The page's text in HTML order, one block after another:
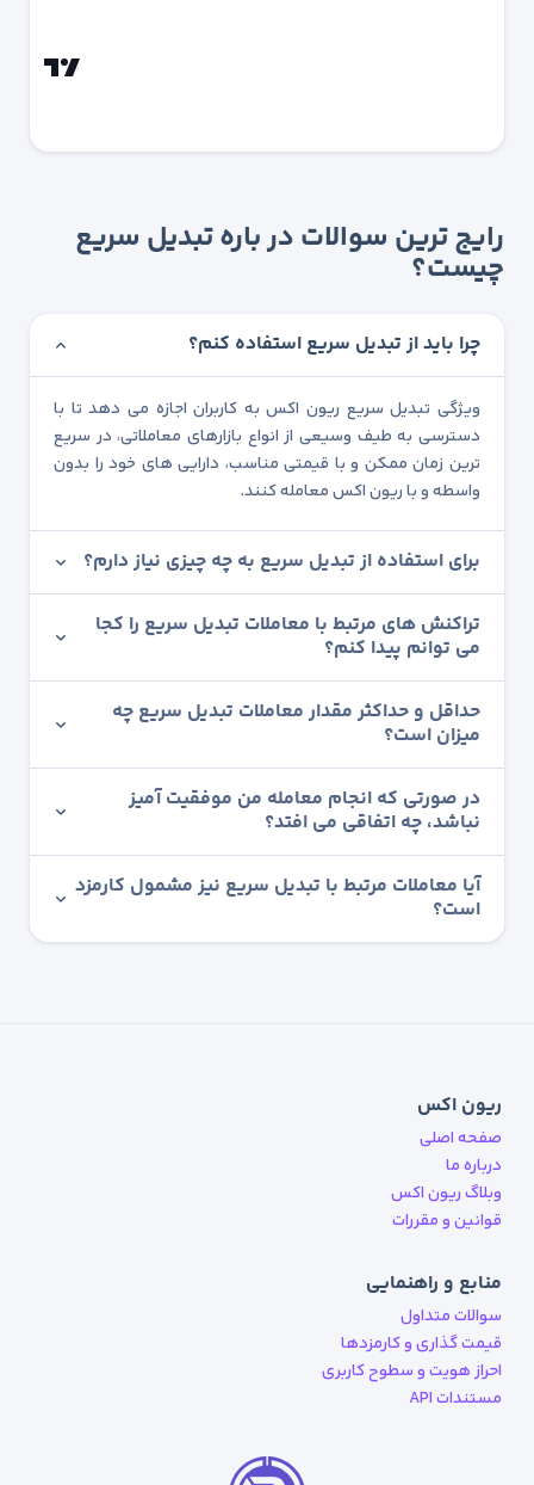
رایج ترین سوالات در باره تبدیل سریع
چیست؟
چرا باید از تبدیل سریع استفاده کنم؟
ویژگی تبدیل سریع ریون اکس به کاربران اجازه می دهد تا با
دسترسی به طیف وسیعی از انواع بازارهای معاملاتی، در سریع
ترین زمان ممکن و با قیمتی مناسب، دارایی های خود را بدون
واسطه و با ریون اکس معامله کنند.
برای استفاده از تبدیل سریع به چه چیزی نیاز دارم؟
تراکنش های مرتبط با معاملات تبدیل سریع را کجا
می توانم پیدا کنم؟
حداقل و حداکثر مقدار معاملات تبدیل سریع چه
میزان است؟
در صورتی که انجام معامله من موفقیت آمیز
نباشد، چه اتفاقی می افتد؟
آیا معاملات مرتبط با تبدیل سریع نیز مشمول کارمزد
است؟
ریون اکس
صفحه اصلی
درباره ما
وبلاگ ریون اکس
قوانین و مقررات
منابع و راهنمایی
سوالات متداول
قیمت گذاری و کارمزدها
احراز هویت و سطوح کاربری
مستندات API